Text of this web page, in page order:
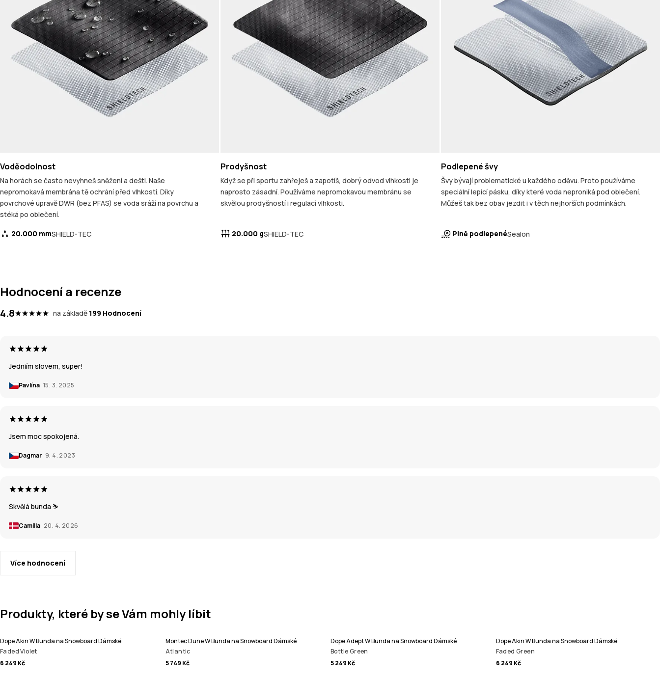
Voděodolnost
Na horách se často nevyhneš sněžení a dešti. Naše
nepromokavá membrána tě ochrání před vlhkostí. Díky
povrchové úpravě DWR (bez PFAS) se voda sráží na povrchu a
stéká po oblečení.
20.000 mmSHIELD-TEC
Prodyšnost
Když se při sportu zahřeješ a zapotíš, dobrý odvod vlhkosti je
naprosto zásadní. Používáme nepromokavou membránu se
skvělou prodyšností i regulací vlhkosti.
20.000 gSHIELD-TEC
Podlepené švy
Švy bývají problematické u každého oděvu. Proto používáme
speciální lepicí pásku, díky které voda neproniká pod oblečení.
Můžeš tak bez obav jezdit i v těch nejhorších podmínkách.
Plně podlepenéSealon
Hodnocení a recenze
4.8 na základě 199 Hodnocení
Jedniím slovem, super!
Pavlína 15. 3. 2025
Jsem moc spokojená.
Dagmar 9. 4. 2023
Skvělá bunda ⛷️
Camilla 20. 4. 2026
Více hodnocení
Produkty, které by se Vám mohly líbit
Dope Akin W Bunda na Snowboard Dámské
Faded Violet
6 249 Kč
Montec Dune W Bunda na Snowboard Dámské
Atlantic
5 749 Kč
Dope Adept W Bunda na Snowboard Dámské
Bottle Green
5 249 Kč
Dope Akin W Bunda na Snowboard Dámské
Faded Green
6 249 Kč